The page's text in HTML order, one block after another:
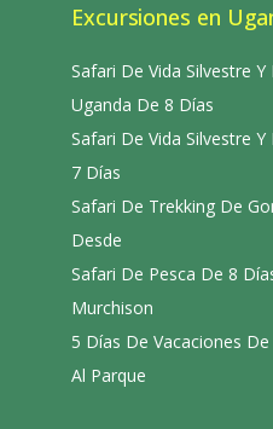
Excursiones en
Safari De Vida Silvestre
Uganda De 8 Días
Safari De Vida Silvestre
7 Días
Safari De Trekking De
Desde
Safari De Pesca De 8
Murchison
5 Días De Vacaciones
Al Parque